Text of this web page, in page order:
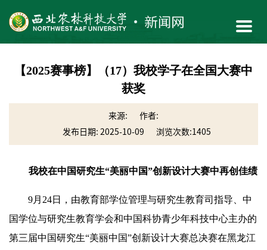
【2025赛事榜】（17）我校学子在全国大赛中
获奖
来源:
作者:
发布日期: 2025-10-09
浏览次数:1405
我校在中国研究生“美丽中国”创新设计大赛中再创佳绩
9月24日，由教育部学位管理与研究生教育司指导、中
国学位与研究生教育学会和中国科协青少年科技中心主办的
第三届中国研究生“美丽中国”创新设计大赛总决赛在黑龙江